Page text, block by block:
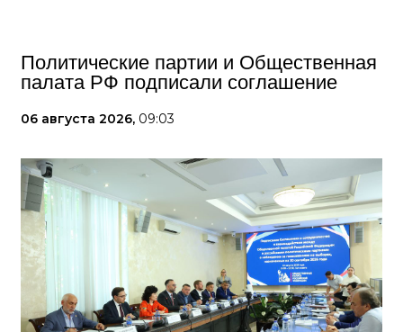
Политические партии и Общественная
палата РФ подписали соглашение
06 августа 2026, 09:03